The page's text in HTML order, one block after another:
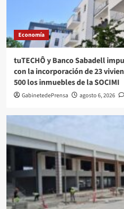
Economía
tuTECHÔ y Banco Sabadell
con la incorporación de 23
500 los inmuebles de la SOCIMI
GabinetedePrensa agosto 6, 2026